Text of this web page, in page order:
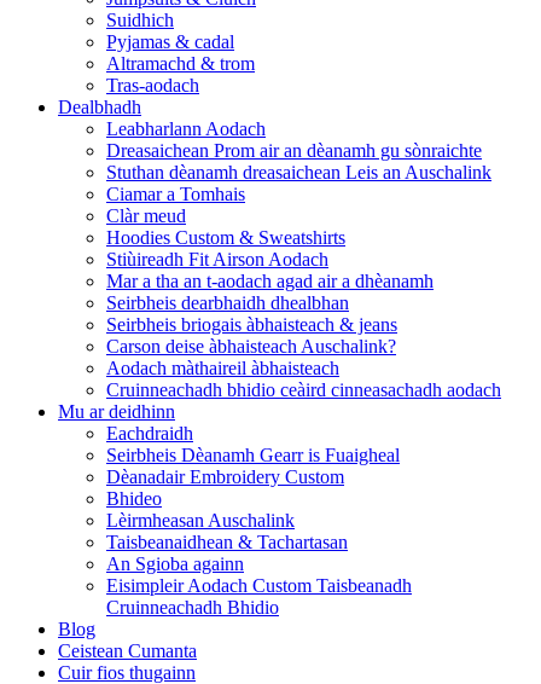
Suidhich
Pyjamas & cadal
Altramachd & trom
Tras-aodach
Dealbhadh
Leabharlann Aodach
Dreasaichean Prom air an dèanamh gu sònraichte
Stuthan dèanamh dreasaichean Leis an Auschalink
Ciamar a Tomhais
Clàr meud
Hoodies Custom & Sweatshirts
Stiùireadh Fit Airson Aodach
Mar a tha an t-aodach agad air a dhèanamh
Seirbheis dearbhaidh dhealbhan
Seirbheis briogais àbhaisteach & jeans
Carson deise àbhaisteach Auschalink?
Aodach màthaireil àbhaisteach
Cruinneachadh bhidio ceàird cinneasachadh aodach
Mu ar deidhinn
Eachdraidh
Seirbheis Dèanamh Gearr is Fuaigheal
Dèanadair Embroidery Custom
Bhideo
Lèirmheasan Auschalink
Taisbeanaidhean & Tachartasan
An Sgioba againn
Eisimpleir Aodach Custom Taisbeanadh
Cruinneachadh Bhidio
Blog
Ceistean Cumanta
Cuir fios thugainn